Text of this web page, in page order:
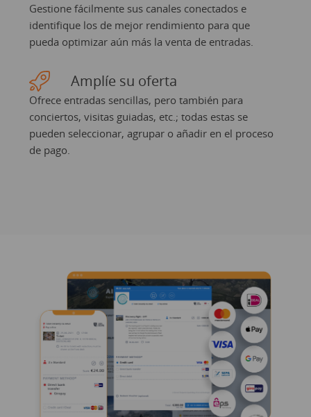
Gestione fácilmente sus canales conectados e
identifique los de mejor rendimiento para que
pueda optimizar aún más la venta de entradas.
Amplíe su oferta
Ofrece entradas sencillas, pero también para
conciertos, visitas guiadas, etc.; todas estas se
pueden seleccionar, agrupar o añadir en el proceso
de pago.